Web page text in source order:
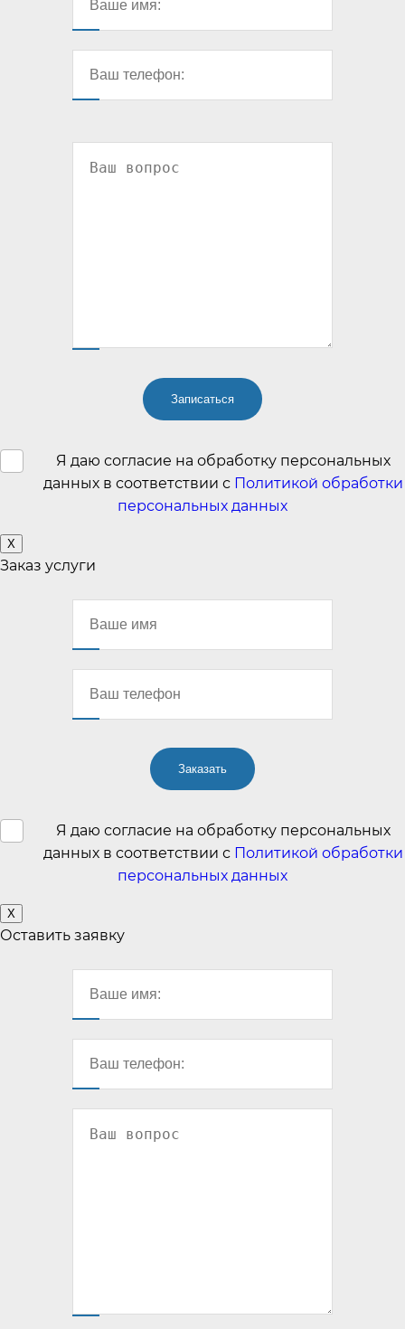
Я даю согласие на обработку персональных
данных в соответствии с Политикой обработки
персональных данных
X
Заказ услуги
Я даю согласие на обработку персональных
данных в соответствии с Политикой обработки
персональных данных
X
Оставить заявку